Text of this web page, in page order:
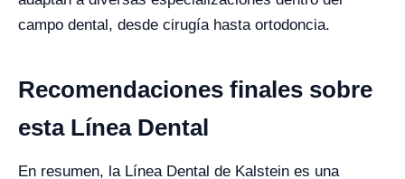
campo dental, desde cirugía hasta ortodoncia.
Recomendaciones finales sobre
esta Línea Dental
En resumen, la Línea Dental de Kalstein es una